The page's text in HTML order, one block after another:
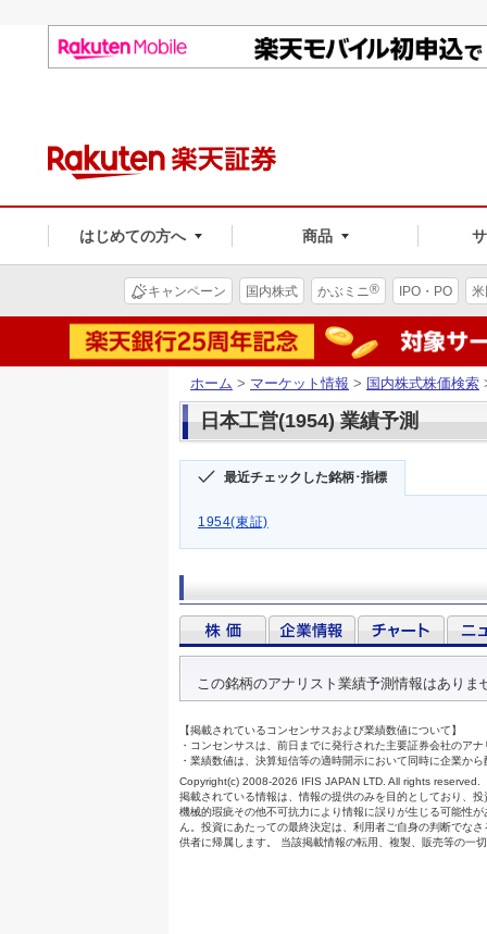
はじめての方へ 商品
キャンペーン 国内株式 かぶミニ® IPO・PO
ホーム > マーケット情報 > 国内株式株価検索
日本工営(1954) 業績予測
最近チェックした銘柄･指標
1954(東証)